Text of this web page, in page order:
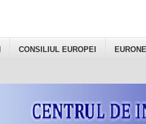
CONSILIUL EUROPEI